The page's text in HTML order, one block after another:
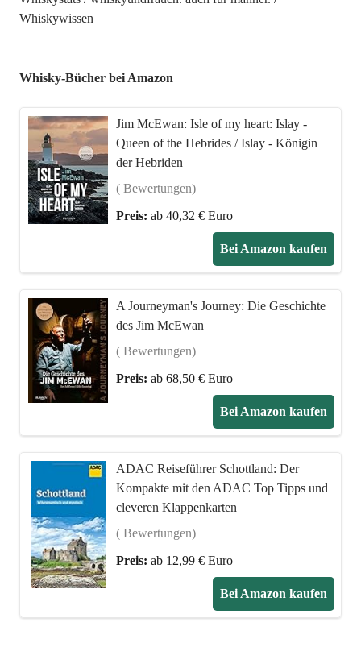
Whiskywissen
Whisky-Bücher bei Amazon
Jim McEwan: Isle of my heart: Islay -
Queen of the Hebrides / Islay - Königin
der Hebriden
( Bewertungen)
Preis: ab 40,32 € Euro
Bei Amazon kaufen
A Journeyman's Journey: Die Geschichte
des Jim McEwan
( Bewertungen)
Preis: ab 68,50 € Euro
Bei Amazon kaufen
ADAC Reiseführer Schottland: Der
Kompakte mit den ADAC Top Tipps und
cleveren Klappenkarten
( Bewertungen)
Preis: ab 12,99 € Euro
Bei Amazon kaufen